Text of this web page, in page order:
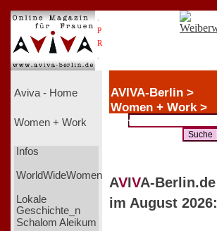
P
R
Aviva - Home
Women + Work
Infos
WorldWideWomen
Lokale
Geschichte_n
Schalom Aleikum
AVIVA-Berlin >
Women + Work >
Wettbewerbe
AVIVA-Berlin.de
im August 2026: